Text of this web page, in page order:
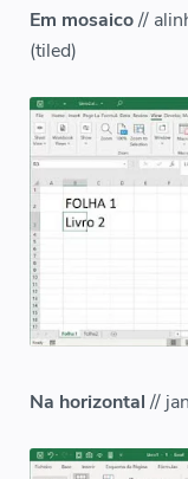
Em mosaico//
(tiled)
Na horizontal//